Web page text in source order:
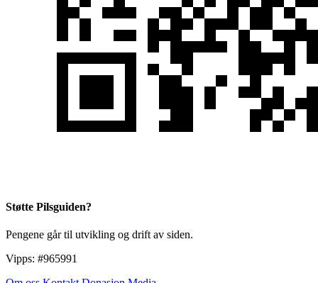
Støtte Pilsguiden?
Pengene går til utvikling og drift av siden.
Vipps: #965991